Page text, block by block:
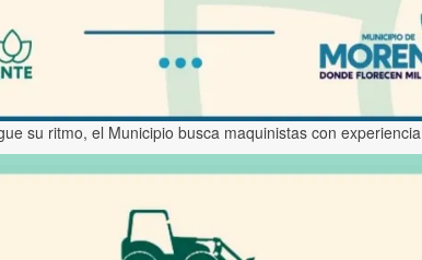
su ritmo, el Municipio busca maquinistas con experiencia